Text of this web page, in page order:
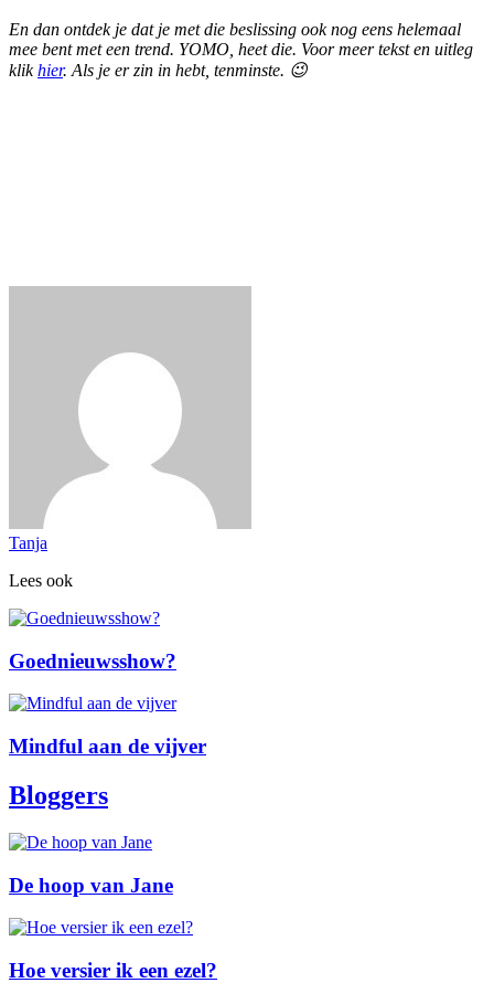
En dan ontdek je dat je met die beslissing ook nog eens helemaal
mee bent met een trend. YOMO, heet die. Voor meer tekst en uitleg
klikhier. Als je er zin in hebt, tenminste. 😉
Tanja
Lees ook
Goednieuwsshow?
Mindful aan de vijver
Bloggers
De hoop van Jane
Hoe versier ik een ezel?